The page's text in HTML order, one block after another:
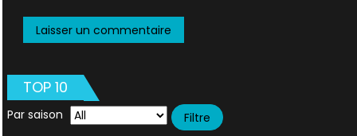
TOP 10
Par saison